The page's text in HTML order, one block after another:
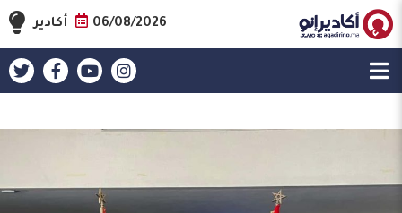
06/08/2026 أكادير